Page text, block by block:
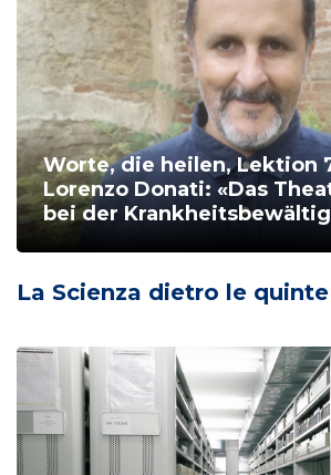
Worte, die heilen, Lektion
Lorenzo Donati: «Das
bei der
La Scienza dietro le quinte